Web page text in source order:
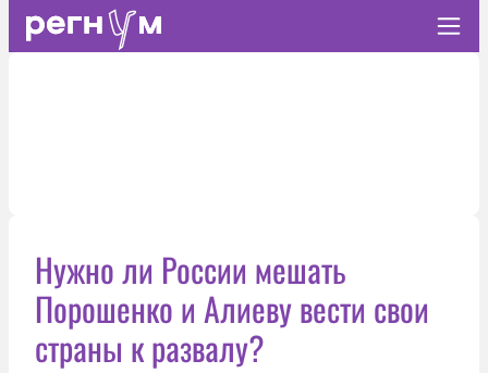
Нужно ли России мешать
Порошенко и Алиеву вести свои
страны к развалу?